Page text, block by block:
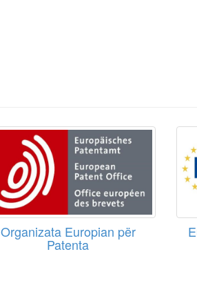
Organizata Europian për
Patenta